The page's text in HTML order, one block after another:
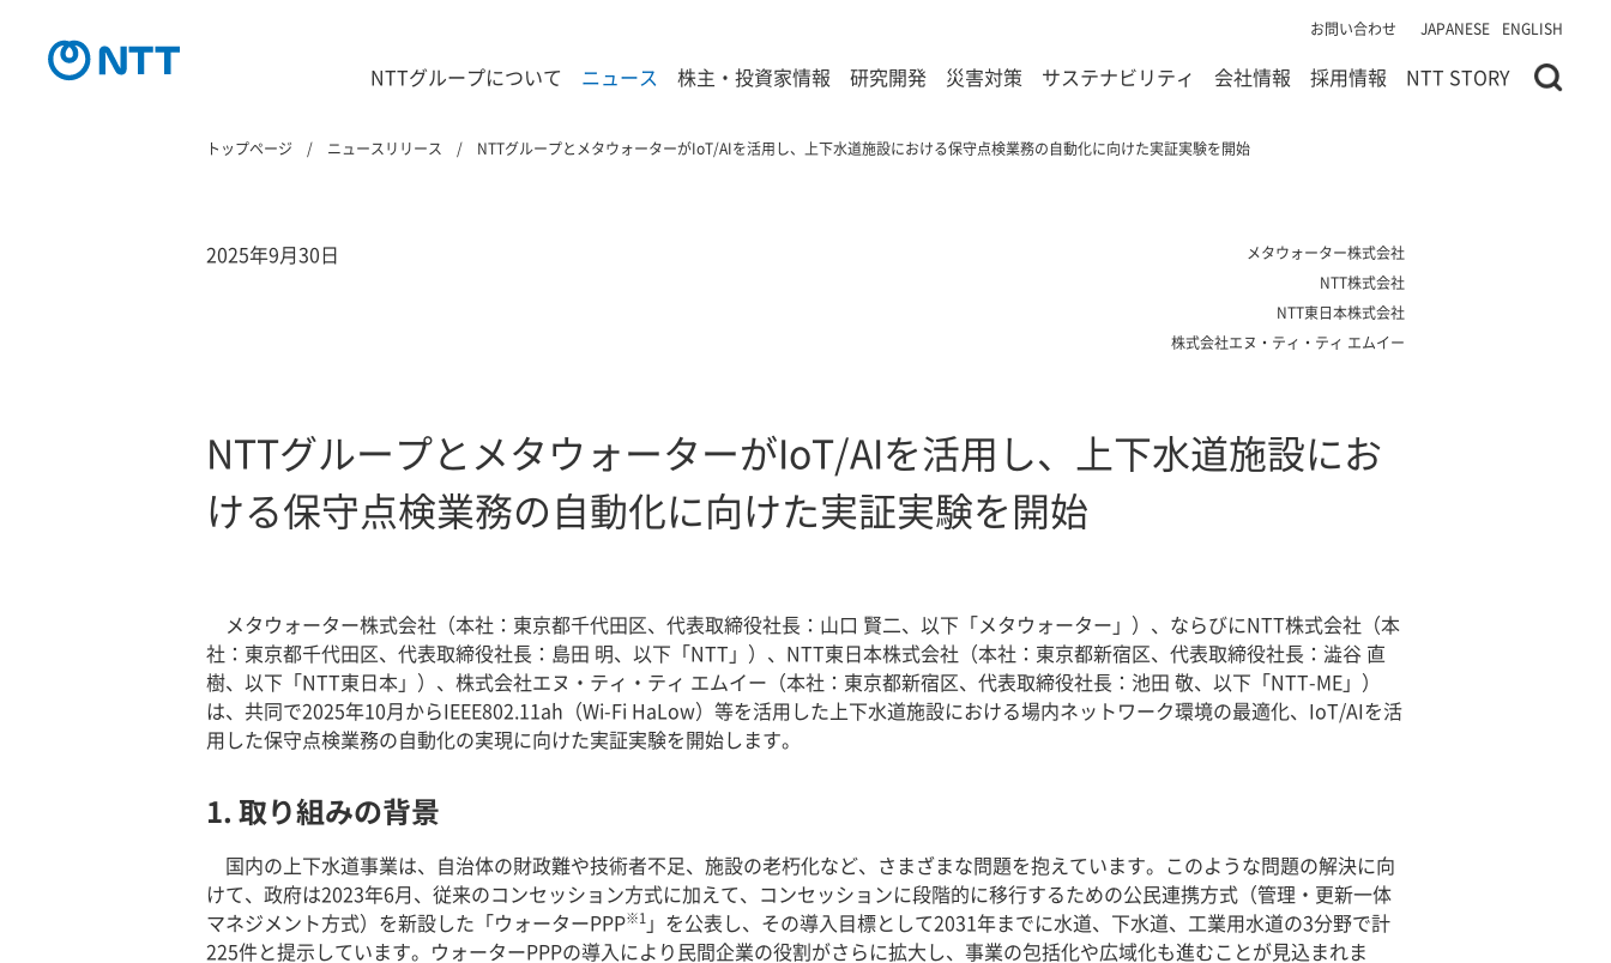
お問い合わせ JAPANESE ENGLISH
NTTグループについて ニュース 株主・投資家情報 研究開発 災害対策 サステナビリティ 会社情報 採用情報 NTT STORY
トップページ ニュースリリース NTTグループとメタウォーターがIoT/AIを活用し、上下水道施設における保守点検業務の自動化に向けた実証実験を開始
2025年9月30日
メタウォーター株式会社
NTT株式会社
NTT東日本株式会社
株式会社エヌ・ティ・ティ エムイー
NTTグループとメタウォーターがIoT/AIを活用し、上下水道施設にお
ける保守点検業務の自動化に向けた実証実験を開始
メタウォーター株式会社（本社：東京都千代田区、代表取締役社長：山口 賢二、以下「メタウォーター」）、ならびにNTT株式会社（本
社：東京都千代田区、代表取締役社長：島田 明、以下「NTT」）、NTT東日本株式会社（本社：東京都新宿区、代表取締役社長：澁谷 直
樹、以下「NTT東日本」）、株式会社エヌ・ティ・ティ エムイー（本社：東京都新宿区、代表取締役社長：池田 敬、以下「NTT-ME」）
は、共同で2025年10月からIEEE802.11ah（Wi-Fi HaLow）等を活用した上下水道施設における場内ネットワーク環境の最適化、IoT/AIを活
用した保守点検業務の自動化の実現に向けた実証実験を開始します。
1. 取り組みの背景
国内の上下水道事業は、自治体の財政難や技術者不足、施設の老朽化など、さまざまな問題を抱えています。このような問題の解決に向
けて、政府は2023年6月、従来のコンセッション方式に加えて、コンセッションに段階的に移行するための公民連携方式（管理・更新一体
マネジメント方式）を新設した「ウォーターPPP※1 」を公表し、その導入目標として2031年までに水道、下水道、工業用水道の3分野で計
225件と提示しています。ウォーターPPPの導入により民間企業の役割がさらに拡大し、事業の包括化や広域化も進むことが見込まれま